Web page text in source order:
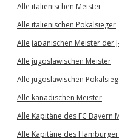
Alle italienischen Meister
Alle italienischen Pokalsieger
Alle japanischen Meister der
Alle jugoslawischen Meister
Alle jugoslawischen
Alle kanadischen Meister
Alle Kapitäne des FC Bayern
Alle Kapitäne des